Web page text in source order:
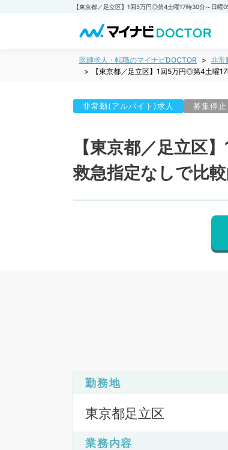
医師求人・転職のマイナビDOCTOR 非常
【東京都／足立区】1回5万円◎第4土曜
非常勤(アルバイト)求人 募集停止
【東京都／足立
救急指定なしで比
勤務地
東京都足立区
業務内容